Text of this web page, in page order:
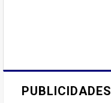
PUBLICIDADES